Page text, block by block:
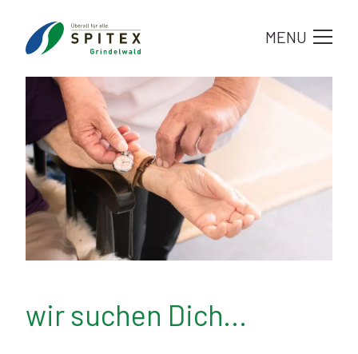
MENU
wir suchen Dich...